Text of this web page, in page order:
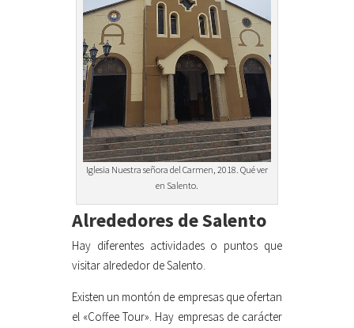
Iglesia Nuestra señora del Carmen, 2018. Qué ver
en Salento.
Alrededores de Salento
Hay diferentes actividades o puntos que
visitar alrededor de Salento.
Existen un montón de empresas que ofertan
el «Coffee Tour». Hay empresas de carácter